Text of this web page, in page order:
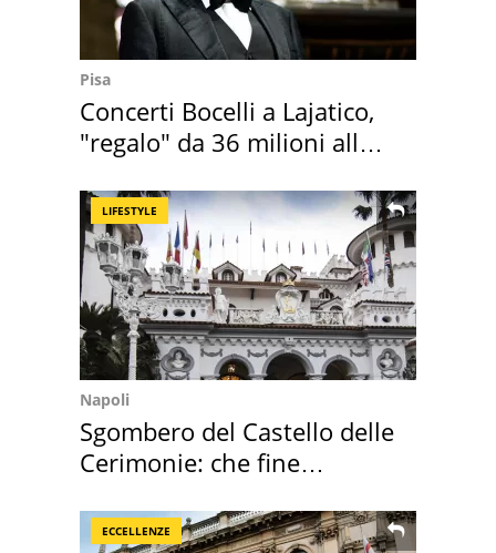
Pisa
Concerti Bocelli a Lajatico,
"regalo" da 36 milioni alla
LIFESTYLE
Napoli
Sgombero del Castello delle
Cerimonie: che fine
ECCELLENZE